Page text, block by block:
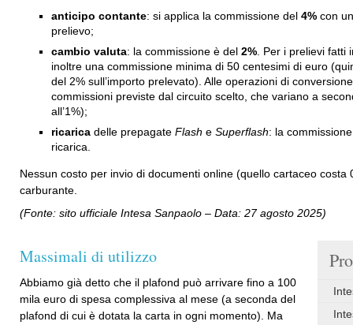
anticipo contante: si applica la commissione del 4% con
prelievo;
cambio valuta: la commissione è del 2% . Per i prelievi
inoltre una commissione minima di 50 centesimi di euro
del 2% sull’importo prelevato). Alle operazioni di
commissioni previste dal circuito scelto, che variano a
all’1%);
ricarica delle prepagate Flash e Superflash: la
ricarica.
Nessun costo per invio di documenti online (quello cartaceo
carburante.
(Fonte: sito ufficiale Intesa Sanpaolo – Data: 27 agosto 2025)
Massimali di utilizzo
Abbiamo già detto che il plafond può arrivare fino a 100
mila euro di spesa complessiva al mese (a seconda del
plafond di cui è dotata la carta in ogni momento). Ma